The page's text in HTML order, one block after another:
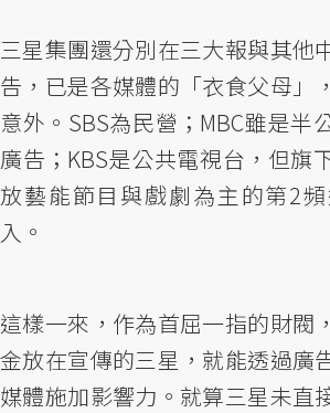
三星集團還分別在三大報與其他
告，已是各媒體的「衣食父母」
意外。SBS為民營；MBC雖是半
廣告；KBS是公共電視台，但旗
放藝能節目與戲劇為主的第2
入。
這樣一來，作為首屈一指的財閥
金放在宣傳的三星，就能透過廣
媒體施加影響力。就算三星未直